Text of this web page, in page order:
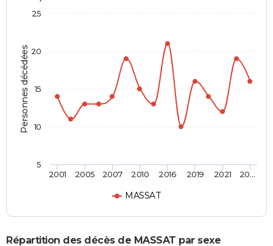
Personnes décédées
MASSAT
2001 2005 2007 2010 2016 2019 2021 20…
10
15
20
5
25
Répartition des décès de MASSAT par sexe